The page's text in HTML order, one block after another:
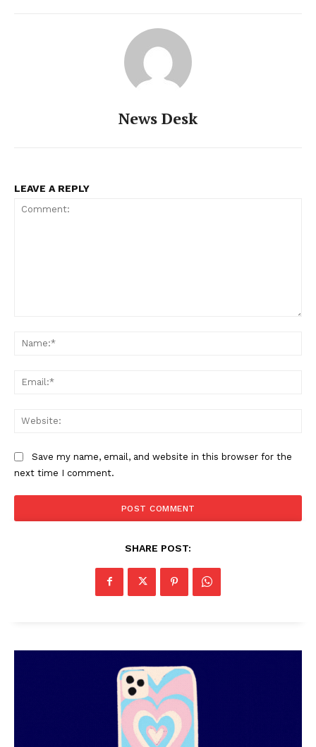
News Desk
LEAVE A REPLY
Save my name, email, and website in this browser for the
next time I comment.
SHARE POST: